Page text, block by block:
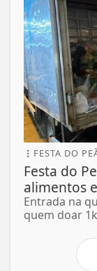
FESTA DO
Festa do
alimentos
Entrada na
quem doar